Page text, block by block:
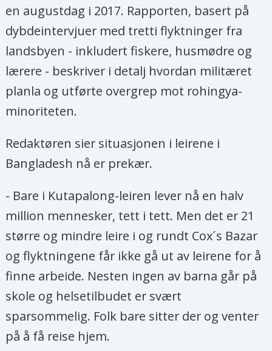
Les mer om å investere i Myanmar i
Burmakomiteens egen guide for norske
selskaper
en augustdag i 2017. Rapporten, basert på
dybdeintervjuer med tretti flyktninger fra
landsbyen - inkludert fiskere, husmødre og
lærere - beskriver i detalj hvordan militæret
planla og utførte overgrep mot rohingya-
minoriteten.
Redaktøren sier situasjonen i leirene i
Bangladesh nå er prekær.
- Bare i Kutapalong-leiren lever nå en halv
million mennesker, tett i tett. Men det er 21
større og mindre leire i og rundt Cox´s Bazar
og flyktningene får ikke gå ut av leirene for å
finne arbeide. Nesten ingen av barna går på
skole og helsetilbudet er svært
sparsommelig. Folk bare sitter der og venter
på å få reise hjem.